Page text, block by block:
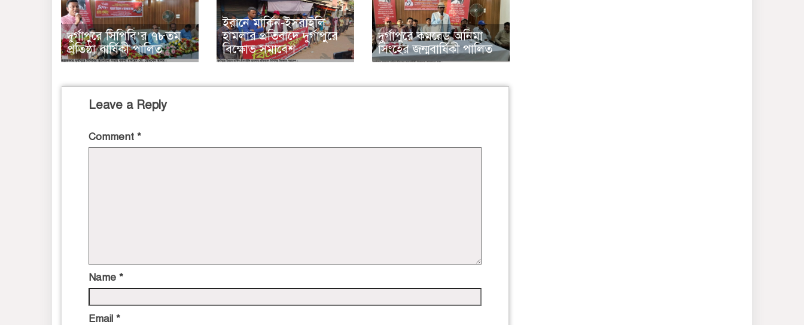
দুর্গাপুরে সিপিবি’র ৭৮তম
প্রতিষ্ঠা বার্ষিকী পালিত
ইরানে মার্কিন-ইসরাইলি
হামলার প্রতিবাদে দুর্গাপুরে
বিক্ষোভ সমাবেশ
দুর্গাপুরে কমরেড অনিমা
সিংহের জন্মবার্ষিকী পালিত
Leave a Reply
Comment *
Name *
Email *